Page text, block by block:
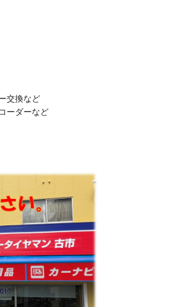
本日の作業事例は・・・
本日の作業事例は・・・
交換など
ーダーなど